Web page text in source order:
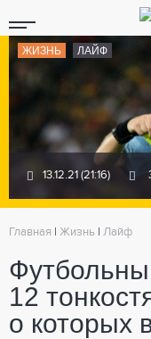
ЖИЗНЬ ЛАЙФ
13.12.21 (21:16)
Главная Жизнь Лайф
12
о которых